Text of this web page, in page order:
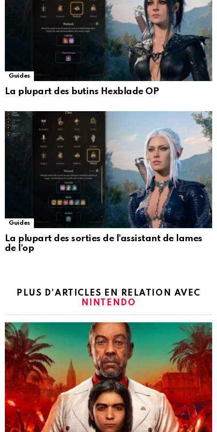
Guides
La plupart des butins Hexblade OP
Guides
La plupart des sorties de l’assistant de lames
de l’op
PLUS D'ARTICLES EN RELATION AVEC
NINTENDO